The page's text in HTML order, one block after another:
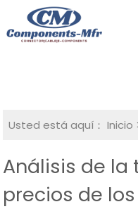
Usted está aquí： Inicio
Análisis de la
precios de